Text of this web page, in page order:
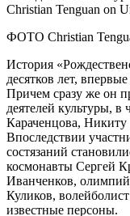
ФОТО Christian
История
десятков лет,
Причем сразу же он
деятелей культуры, в
Караченцова,
Впоследствии
состязаний
космонавты Сергей
Иванченков,
Куликов,
известные персоны.